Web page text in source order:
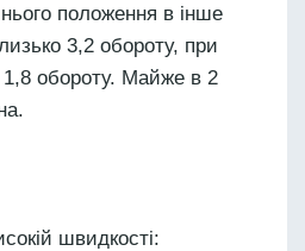
положення в інше
3,2 обороту, при
обороту. Майже в 2
швидкості: